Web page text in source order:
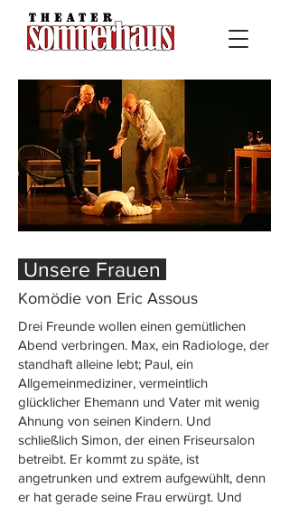
Unsere Frauen
Komödie von Eric Assous
Drei Freunde wollen einen gemütlichen
Abend verbringen. Max, ein Radiologe, der
standhaft alleine lebt; Paul, ein
Allgemeinmediziner, vermeintlich
glücklicher Ehemann und Vater mit wenig
Ahnung von seinen Kindern. Und
schließlich Simon, der einen Friseursalon
betreibt. Er kommt zu späte, ist
angetrunken und extrem aufgewühlt, denn
er hat gerade seine Frau erwürgt. Und